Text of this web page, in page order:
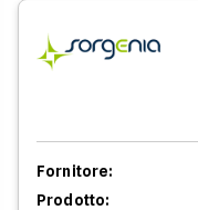
Fornitore:
Prodotto: